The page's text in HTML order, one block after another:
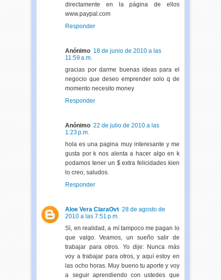
directamente en la página de ellos
www.paypal.com
Responder
Anónimo 18 de junio de 2010 a las
11:59 a.m.
gracias por darme buenas ideas para el
negocio que deseo emprender solo q de
momento necesito money
Responder
Anónimo 22 de julio de 2010 a las
1:23 p.m.
hola es una pagina muy interesante y me
gusta por k nos alenta a hacer algo en k
podamos tener un $ extra felicidades kien
lo creo, saludos.
Responder
Aloe Vera ClaraOvt 28 de agosto de
2010 a las 7:51 p.m.
Sì, en realidad, a mí tampoco me pagan lo
que valgo. Veamos, un sueño salir de
trabajar para otros. Yo dije: Nunca más
voy a trabajar para otros, y aquí estoy en
las ocho horas. Muy bueno tu aporte y voy
a seguir aprendiendo con ustedes que